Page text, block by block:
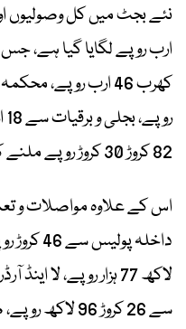
82 کروڑ 30 کروڑ روپے ملنے کی امید ہے۔